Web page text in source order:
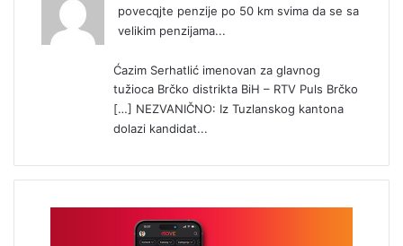
povecqjte penzije po 50 km svima da se sa
velikim penzijama...
Ćazim Serhatlić imenovan za glavnog
tužioca Brčko distrikta BiH – RTV Puls Brčko
[…] NEZVANIČNO: Iz Tuzlanskog kantona
dolazi kandidat...